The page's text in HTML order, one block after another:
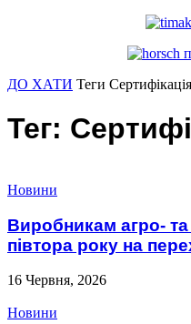
ДО ХАТИ Теги Сертифікація
Тег:
Новини
Виробникам агро- та
півтора року на
16 Червня, 2026
Новини